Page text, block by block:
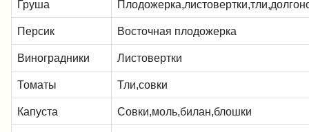
Груша
Персик Восточная плодожерка
Виноградники Листовертки
Томаты Тли,совки
Капуста Совки,моль,билан,блошки